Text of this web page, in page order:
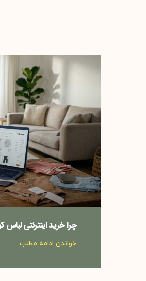
چرا خرید اینترنتی
خواندن ادامه مطلب ...